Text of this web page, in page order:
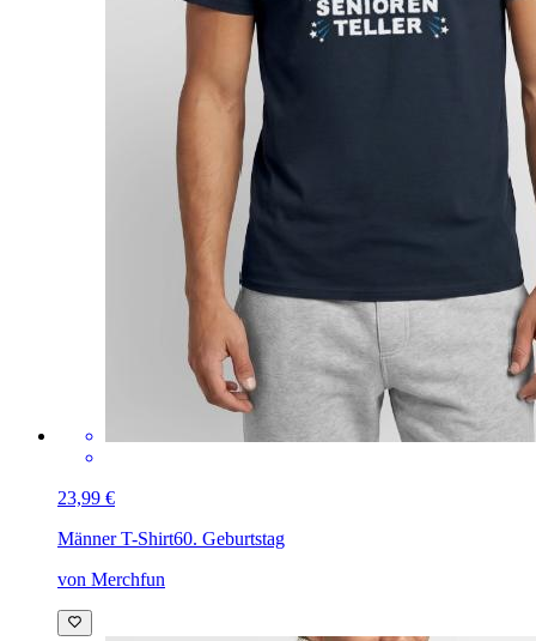
23,99 €
Männer T-Shirt60. Geburtstag
von Merchfun